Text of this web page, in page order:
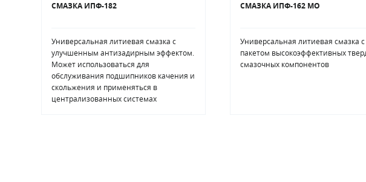
СМАЗКА ИПФ-182
Универсальная литиевая смазка с
улучшенным антизадирным эффектом.
Может использоваться для
обслуживания подшипников качения и
скольжения и применяться в
централизованных системах
СМАЗКА ИПФ-162 МО
Универсальная литиевая смазка с
пакетом высокоэффективных
смазочных компонентов